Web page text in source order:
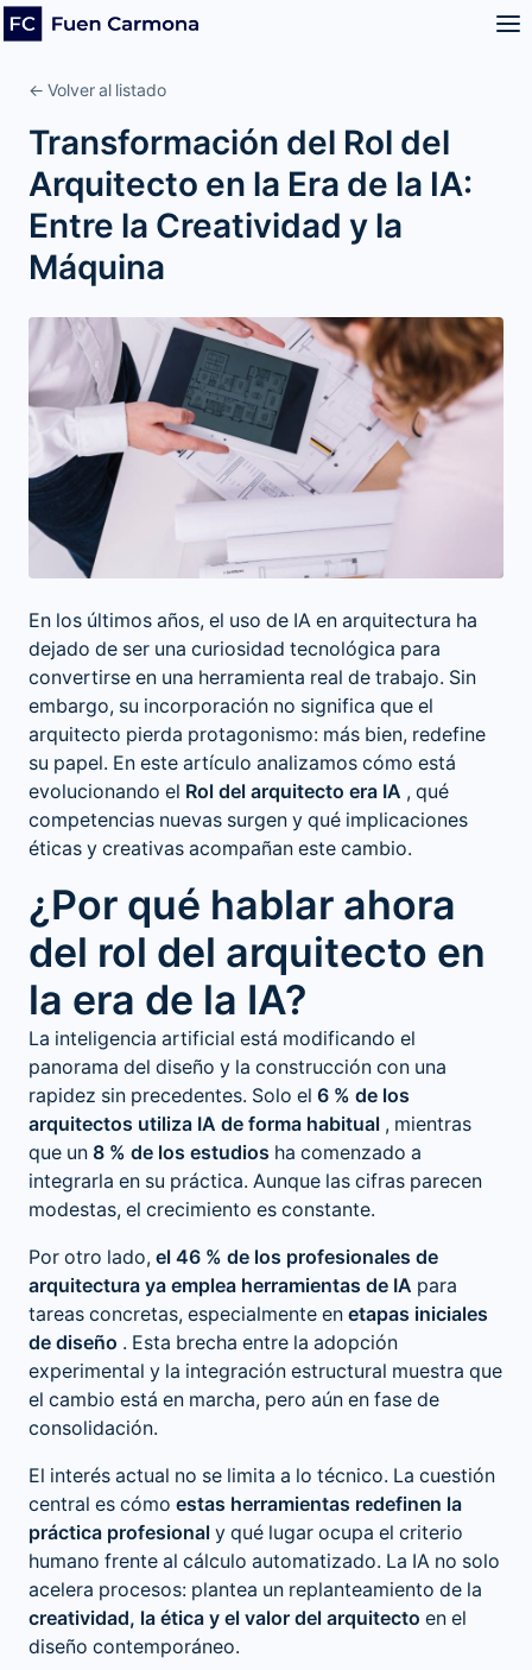
← Volver al listado
Transformación del Rol del
Arquitecto en la Era de la IA:
Entre la Creatividad y la
Máquina
En los últimos años, el uso de IA en arquitectura ha
dejado de ser una curiosidad tecnológica para
convertirse en una herramienta real de trabajo. Sin
embargo, su incorporación no significa que el
arquitecto pierda protagonismo: más bien, redefine
su papel. En este artículo analizamos cómo está
evolucionando el Rol del arquitecto era IA , qué
competencias nuevas surgen y qué implicaciones
éticas y creativas acompañan este cambio.
¿Por qué hablar ahora
del rol del arquitecto en
la era de la IA?
La inteligencia artificial está modificando el
panorama del diseño y la construcción con una
rapidez sin precedentes. Solo el 6 % de los
arquitectos utiliza IA de forma habitual , mientras
que un 8 % de los estudios ha comenzado a
integrarla en su práctica. Aunque las cifras parecen
modestas, el crecimiento es constante.
Por otro lado, el 46 % de los profesionales de
arquitectura ya emplea herramientas de IA para
tareas concretas, especialmente en etapas iniciales
de diseño . Esta brecha entre la adopción
experimental y la integración estructural muestra que
el cambio está en marcha, pero aún en fase de
consolidación.
El interés actual no se limita a lo técnico. La cuestión
central es cómo estas herramientas redefinen la
práctica profesional y qué lugar ocupa el criterio
humano frente al cálculo automatizado. La IA no solo
acelera procesos: plantea un replanteamiento de la
creatividad, la ética y el valor del arquitecto en el
diseño contemporáneo.